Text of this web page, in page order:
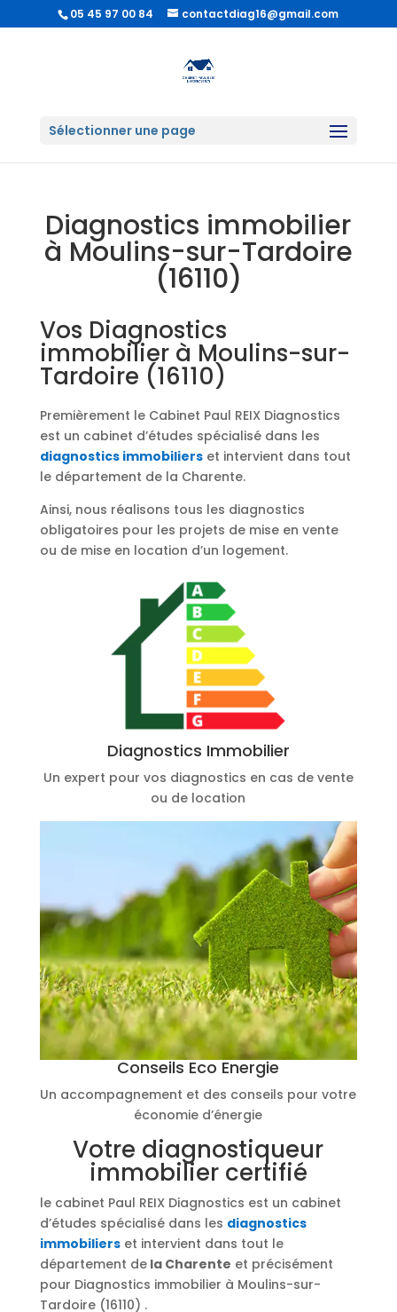
05 45 97 00 84 contactdiag16@gmail.com
Sélectionner une page
Diagnostics immobilier
à Moulins-sur-Tardoire
(16110)
Vos Diagnostics
immobilier à Moulins-sur-
Tardoire (16110)
Premièrement le Cabinet Paul REIX Diagnostics
est un cabinet d’études spécialisé dans les
diagnostics immobilierset intervient dans tout
le département de la Charente.
Ainsi, nous réalisons tous les diagnostics
obligatoires pour les projets de mise en vente
ou de mise en location d’un logement.
Diagnostics Immobilier
Un expert pour vos diagnostics en cas de vente
ou de location
Conseils Eco Energie
Un accompagnement et des conseils pour votre
économie d’énergie
Votre diagnostiqueur
immobilier certifié
le cabinet Paul REIX Diagnostics est un cabinet
d’études spécialisé dans les diagnostics
immobilierset intervient dans tout le
département dela Charente et précisément
pour Diagnostics immobilier à Moulins-sur-
Tardoire (16110) .